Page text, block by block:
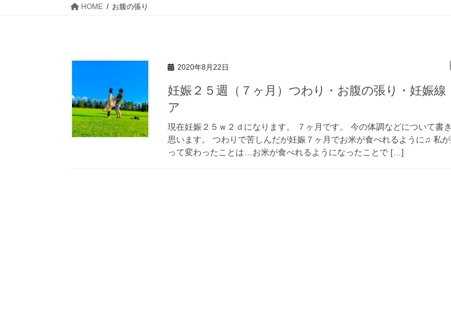
HOME お腹の張り
2020年8月22日
妊娠２５週（７ヶ月）つわり・お腹の張り・妊娠線
ア
現在妊娠２５ｗ２ｄになります。 ７ヶ月です。 今の体調などについて書
思います。 つわりで苦しんだが妊娠７ヶ月でお米が食べれるように♫ 私
って変わったことは…お米が食べれるようになったことで […]